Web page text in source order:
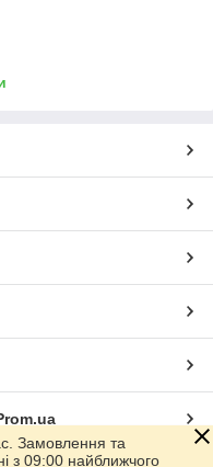
Замовлення та
з 09:00 найближчого